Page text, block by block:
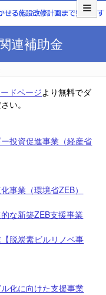
連補助金
ドページより無料でダ
い。
投資促進事業（経産省
事業（環境省ZEB）
な新築ZEB支援事業
脱炭素ビルリノベ事
化に向けた支援事業